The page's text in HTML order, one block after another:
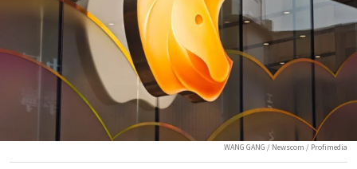
WANG GANG / Newscom / Profimedia